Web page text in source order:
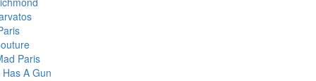
Paris
A Gun